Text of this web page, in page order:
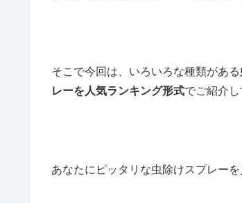
そこで今回は、いろいろな種類がある
レーを人気ランキング形式でご紹介し
あなたにピッタリな虫除けスプレー